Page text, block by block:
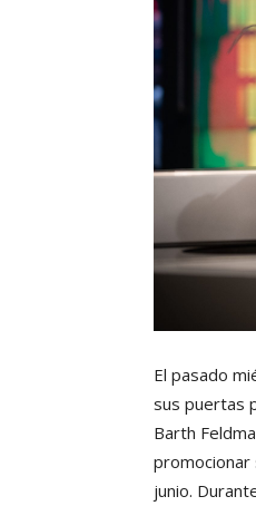
El pasado
sus puertas
Barth
promocionar
junio.